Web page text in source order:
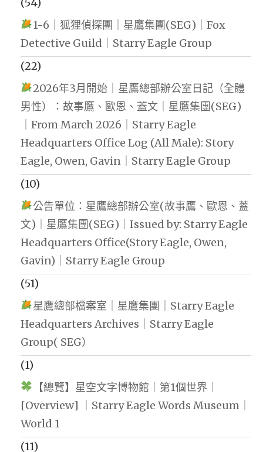
1-6｜狐狸偵探團｜星鷹集團(SEG)｜Fox
Detective Guild｜Starry Eagle Group
(22)
2026年3月開始｜星鷹總部辦公室日記（全體
男性）：故事鷹、歐恩、蓋文｜星鷹集團(SEG)
｜From March 2026｜Starry Eagle
Headquarters Office Log (All Male): Story
Eagle, Owen, Gavin｜Starry Eagle Group
(10)
公告單位：星鷹總部辦公室(故事鷹、歐恩、蓋
文)｜星鷹集團(SEG)｜Issued by: Starry Eagle
Headquarters Office(Story Eagle, Owen,
Gavin)｜Starry Eagle Group
(51)
星鷹總部檔案室｜星鷹集團｜Starry Eagle
Headquarters Archives｜Starry Eagle
Group( SEG）
(1)
【總覽】星空文字博物館｜第1個世界｜
[Overview] ｜Starry Eagle Words Museum｜
World 1
(11)